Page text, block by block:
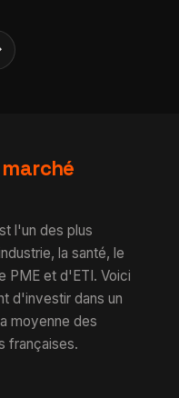
l'un des plus
la santé, le
PME et d'ETI. Voici
d'investir dans un
moyenne des
françaises.